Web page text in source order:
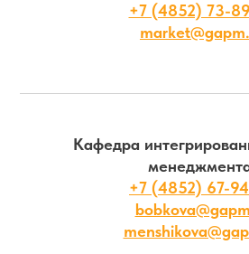
+7 (4852) 73-
Кафедра
+7 (4852) 67-